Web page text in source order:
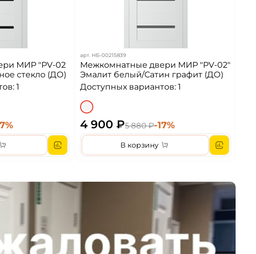
МИР "PV-02
стекло (ДО)
1
арт. НБ-00215839
Межкомнатные двери МИР "PV-02"
Эмалит белый/Сатин графит (ДО)
Доступных вариантов: 1
4 900 ₽5 880 ₽-17%
В корзину